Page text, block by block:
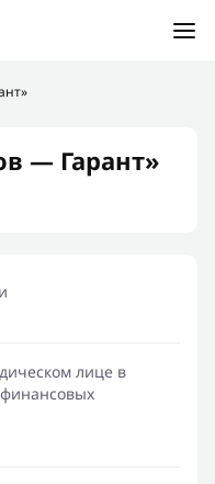
— Гарант»
лице в
время и сообщим
запрос